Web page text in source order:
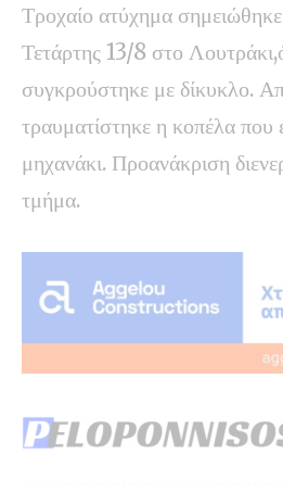
Τροχαίο ατύχημα
Τετάρτης 13/8 στο
συγκρούστηκε με δίκυκλο.
τραυματίστηκε η κοπέλα που
μηχανάκι. Προανάκριση
τμήμα.